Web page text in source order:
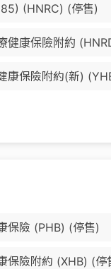
(HNRC) (停售)
健康保險附約
康保險附約(新)
保險 (PHB) (停售)
保險附約 (XHB) (停